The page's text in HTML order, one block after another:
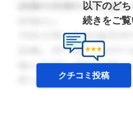
以下のど
続きをご
クチコミ投稿